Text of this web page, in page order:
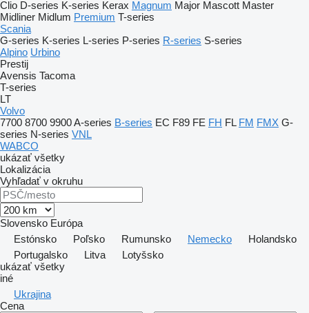
Clio D-series K-series Kerax Magnum Major Mascott Master
Midliner Midlum Premium T-series
Scania
G-series K-series L-series P-series R-series S-series
Alpino Urbino
Prestij
Avensis Tacoma
T-series
LT
Volvo
7700 8700 9900A-series B-series EC F89 FE FH FL FM FMX G-
series N-series VNL
WABCO
ukázať všetky
Lokalizácia
Vyhľadať v okruhu
Slovensko Európa
Estónsko
Poľsko Rumunsko Nemecko
Holandsko
Portugalsko
Litva
Lotyšsko
ukázať všetky
iné
Ukrajina
Cena